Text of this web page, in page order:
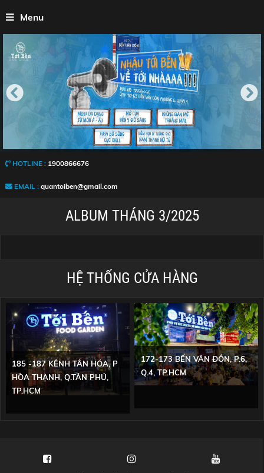
Menu
HOTLINE : 1900866676
EMAIL : quantoiben@gmail.com
ALBUM THÁNG 3/2025
HỆ THỐNG CỬA HÀNG
185 -187 KÊNH TÂN HÓA, P
HÒA THẠNH, Q.TÂN PHÚ,
TP.HCM
172-173 BẾN VÂN ĐỒN, P.6,
Q.4, TP.HCM